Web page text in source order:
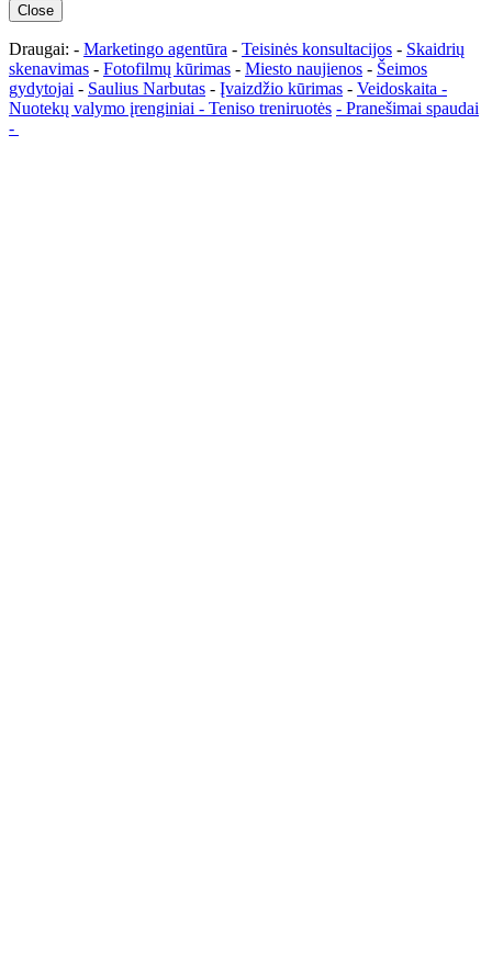
Close
Draugai: - Marketingo agentūra - Teisinės konsultacijos - Skaidrių
skenavimas - Fotofilmų kūrimas - Miesto naujienos - Šeimos
gydytojai - Saulius Narbutas - Įvaizdžio kūrimas - Veidoskaita -
Nuotekų valymo įrenginiai - Teniso treniruotės - Pranešimai spaudai
-